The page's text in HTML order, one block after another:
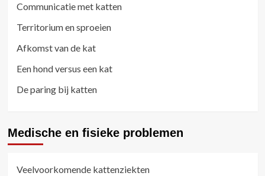
Communicatie met katten
Territorium en sproeien
Afkomst van de kat
Een hond versus een kat
De paring bij katten
Medische en fisieke problemen
Veelvoorkomende kattenziekten